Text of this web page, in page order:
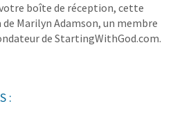
votre boîte de réception, cette
Marilyn Adamson, un membre
de StartingWithGod.com.